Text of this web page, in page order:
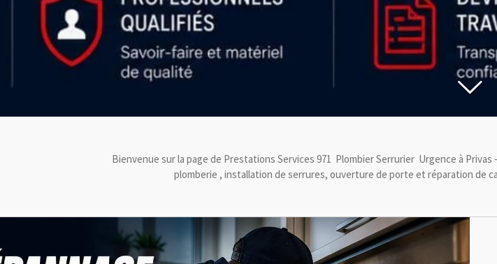
Bienvenue sur la page de Prestations Services 971 Plombier Serrurier Urgence à
plomberie , installation de serrures, ouverture de porte et réparation de